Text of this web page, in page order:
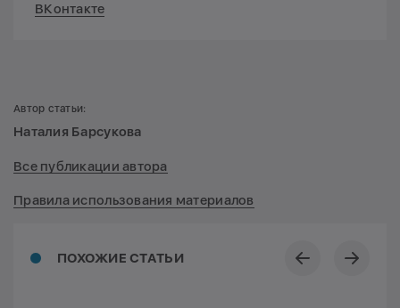
ВКонтакте
ПОХОЖИЕ СТАТЬИ
Автор статьи:
Наталия Барсукова
Все публикации автора
Правила использования материалов